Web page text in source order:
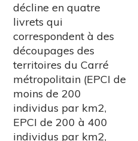
décline en quatre
livrets qui
correspondent à des
découpages des
territoires du Carré
métropolitain (EPCI de
moins de 200
individus par km2,
EPCI de 200 à 400
individus par km2,